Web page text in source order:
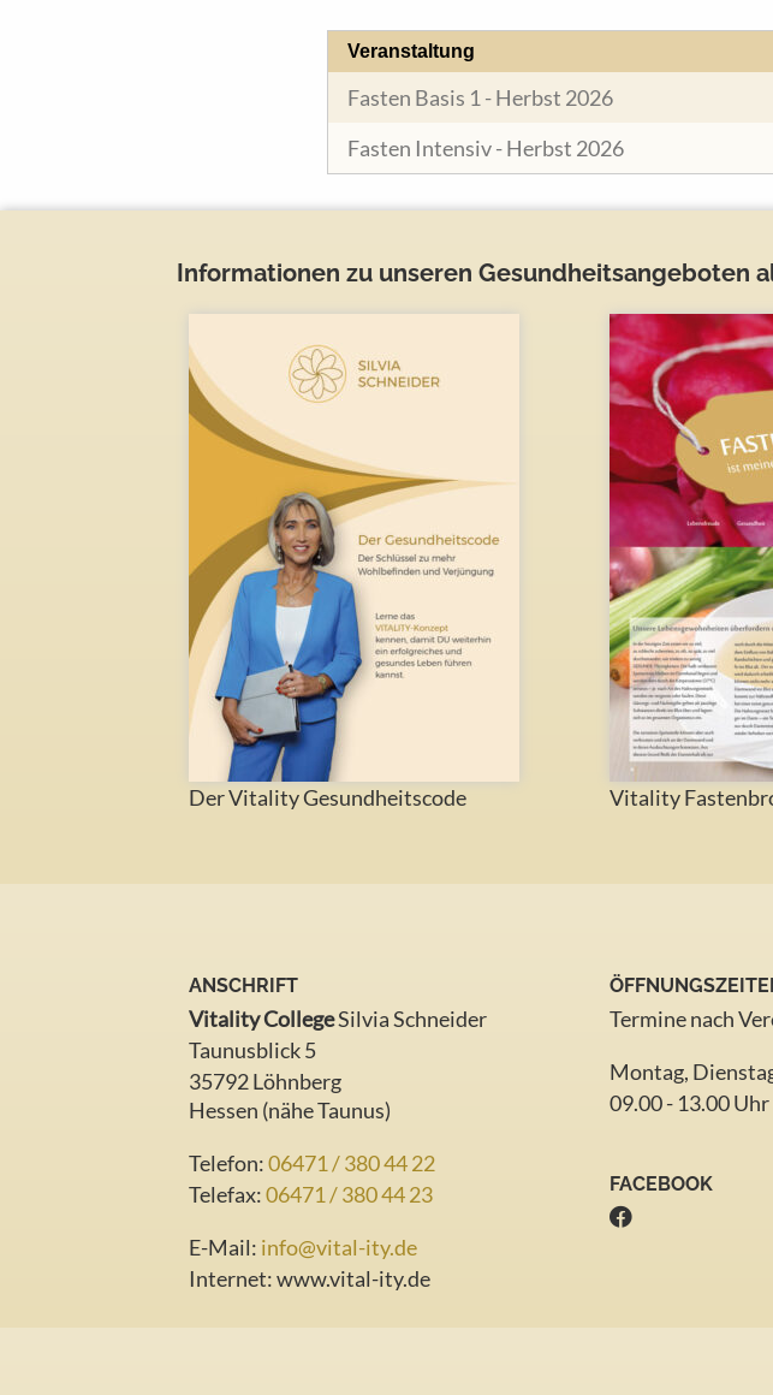
Veranstaltung
Fasten Basis 1 - Herbst 2026
Fasten Intensiv - Herbst 2026
Informationen zu unseren Gesundheitsangeboten
Der Vitality Gesundheitscode Vitality
ANSCHRIFT
Vitality CollegeSilvia Schneider
Taunusblick 5
35792 Löhnberg
Hessen (nähe Taunus)
Telefon:06471 / 380 44 22
Telefax:06471 / 380 44 23
E-Mail: info@vital-ity.de
Internet:www.vital-ity.de
Termine nach
Montag,
09.00 - 13.00
FACEBOOK